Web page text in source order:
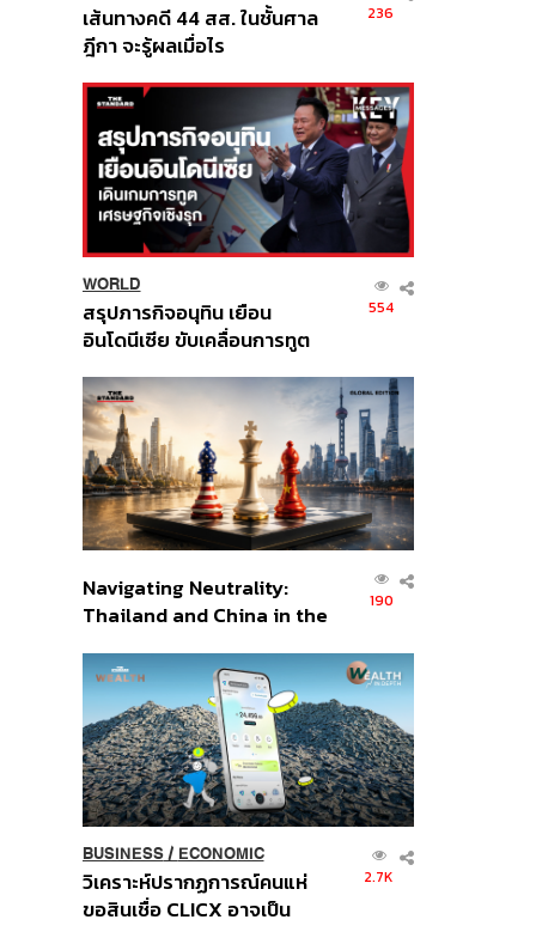
เส้นทางคดี 44 สส. ในชั้นศาล
ฎีกา จะรู้ผลเมื่อไร
236
WORLD
สรุปภารกิจอนุทิน เยือน
อินโดนีเซีย ขับเคลื่อนการทูต
ส่วนยุทธศาสตร์ไทย –
อินโดนีเซีย
554
Navigating Neutrality:
Thailand and China in the
Order
190
BUSINESS/ ECONOMIC
วิเคราะห์ปรากฏการณ์คนแห่
ขอสินเชื่อ CLICX อาจเป็น
2.7K